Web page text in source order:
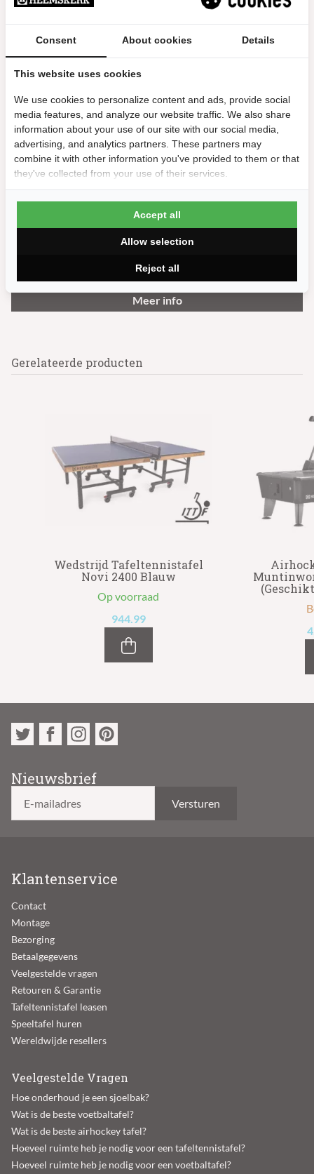
€8999.99
Door het succes, is er een langere levertijd. Verwachte
levering binnen 6 tot 8 weken.
winkelwagen
Garantie: 2 Jaar fabrieksgarantie
Levering: Dit artikel wordt standaard gratis afgeleverd
Automatische scores en snelle doorloop
Hogere besteding per gast
Bewezen omzetmaker voor horeca
Meer info
Gerelateerde producten
Wedstrijd Tafeltennistafel
Novi 2400 Blauw
Op voorraad
944.99
Nieuwsbrief
E-mailadres
Klantenservice
Contact
Montage
Bezorging
Betaalgegevens
Veelgestelde vragen
Retouren & Garantie
Tafeltennistafel leasen
Speeltafel huren
Wereldwijde resellers
Veelgestelde Vragen
Hoe onderhoud je een sjoelbak?
Wat is de beste voetbaltafel?
Wat is de beste airhockey tafel?
Hoeveel ruimte heb je nodig voor een tafeltennistafel?
Hoeveel ruimte heb je nodig voor een voetbaltafel?
Consent About cookies Details
This website uses cookies
We use cookies to personalize content and ads, provide social
media features, and analyze our website traffic. We also share
information about your use of our site with our social media,
advertising, and analytics partners. These partners may
combine it with other information you've provided to them or that
they've collected from your use of their services.
Reject all
Allow selection
Accept all